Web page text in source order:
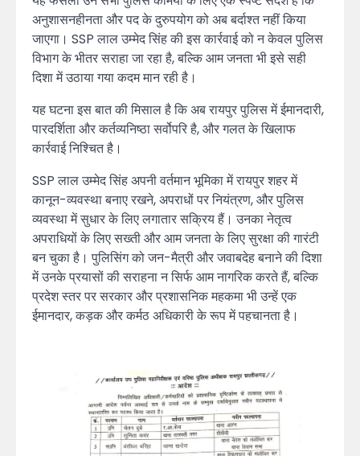
अनुशासनहीनता और पद के दुरुपयोग को अब बर्दाश्त नहीं किया
जाएगा। SSP लाल उम्मेद सिंह की इस कार्रवाई को न केवल पुलिस
विभाग के भीतर सराहा जा रहा है, बल्कि आम जनता भी इसे सही
दिशा में उठाया गया कदम मान रही है।
यह घटना इस बात की मिसाल है कि अब रायपुर पुलिस में ईमानदारी,
पारदर्शिता और कर्तव्यनिष्ठा सर्वोपरि है, और गलत के खिलाफ
कार्रवाई निश्चित है।
SSP लाल उम्मेद सिंह अपनी वर्तमान भूमिका में रायपुर शहर में
कानून-व्यवस्था बनाए रखने, अपराधों पर नियंत्रण, और पुलिस
व्यवस्था में सुधार के लिए लगातार सक्रिय हैं। उनका नेतृत्व
अपराधियों के लिए सख्ती और आम जनता के लिए सुरक्षा की गारंटी
बन चुका है। पुलिसिंग को जन-मैत्री और जवाबदेह बनाने की दिशा
में उनके प्रयासों की सराहना न सिर्फ आम नागरिक करते हैं, बल्कि
प्रदेश स्तर पर सरकार और प्रशासनिक महकमा भी उन्हें एक
ईमानदार, कड़क और कर्मठ अधिकारी के रूप में पहचानता है।